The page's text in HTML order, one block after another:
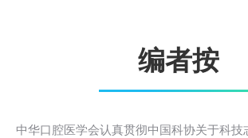
编者按
中华口腔医学会认真贯彻中国科协关于科技